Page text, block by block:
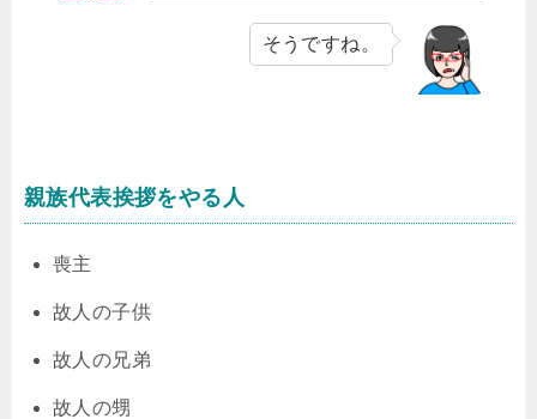
そうですね。
親族代表挨拶をやる人
喪主
故人の子供
故人の兄弟
故人の甥